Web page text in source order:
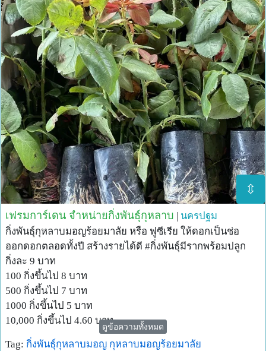
⇳
เฟรมการ์เดน จำหน่ายกิ่งพันธุ์กุหลาบ
นครปฐม
กิ่งพันธุ์กุหลาบมอญร้อยมาลัย หรือ ฟูซีเรีย ให้ดอกเป็นช่อ
ออกดอกตลอดทั้งปี สร้างรายได้ดี #กิ่งพันธุ์มีรากพร้อมปลูก
กิ่งละ 9 บาท
100 กิ่งขึ้นไป 8 บาท
500 กิ่งขึ้นไป 7 บาท
1000 กิ่งขึ้นไป 5 บาท
10,000 กิ่งขึ้นไป 4.60 บาท
50,000 กิ่งขึ้นไป 4.30 บาท
ดูข้อความทั้งหมด
Tag: กิ่งพันธุ์กุหลาบมอญ กุหลาบมอญร้อยมาลัย